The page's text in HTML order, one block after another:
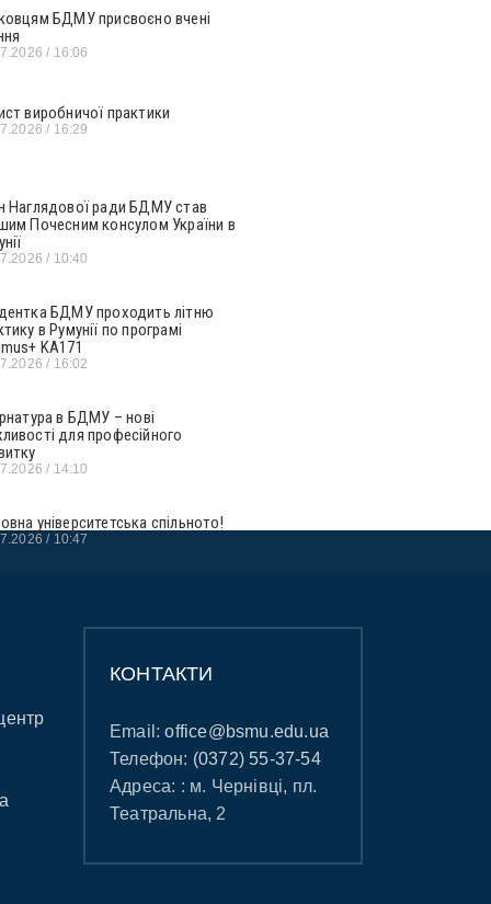
БДМУ присвоєно вчені
16:06
виробничої практики
16:29
Наглядової ради БДМУ став
Почесним консулом України в
10:40
БДМУ проходить літню
в Румунії по програмі
KA171
16:02
в БДМУ – нові
для професійного
14:10
університетська спільното!
10:47
КОНТАКТИ
Email:office@bsmu.edu.ua
Телефон: (0372) 55-37-54
Адреса: : м. Чернівці, пл.
Театральна, 2